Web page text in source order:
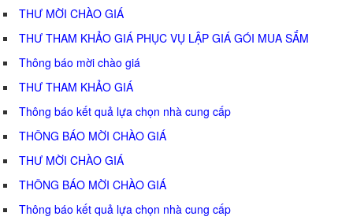
THƯ MỜI CHÀO GIÁ
THƯ THAM KHẢO GIÁ PHỤC VỤ LẬP GIÁ GÓI MUA SẮM
Thông báo mời chào giá
THƯ THAM KHẢO GIÁ
Thông báo kết quả lựa chọn nhà cung cấp
THÔNG BÁO MỜI CHÀO GIÁ
THƯ MỜI CHÀO GIÁ
THÔNG BÁO MỜI CHÀO GIÁ
Thông báo kết quả lựa chọn nhà cung cấp